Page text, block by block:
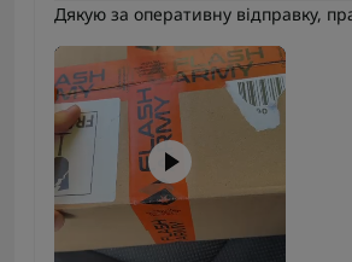
Дякую за оперативну відправку,